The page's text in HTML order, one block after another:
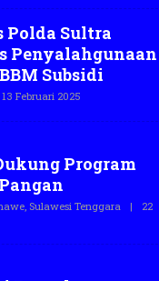
E
G
O
Polda Sultra
Penyalahgunaan
Subsidi
13 Februari 2025
E
E
G
.
Program
, Sulawesi Tenggara |
22